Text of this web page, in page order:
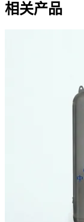
相关产品